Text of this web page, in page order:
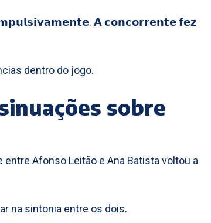
𝗔 𝗰𝗼𝗻𝗰𝗼𝗿𝗿𝗲𝗻𝘁𝗲 𝗳𝗲𝘇
dentro do jogo.
sobre
Afonso Leitão e Ana Batista voltou a
na sintonia entre os dois.